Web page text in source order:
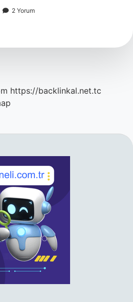
2 Yorum
https://backlinkal.net.tc